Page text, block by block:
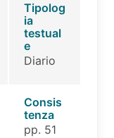
Tipolog
ia
testual
e
Diario
Consis
tenza
pp. 51